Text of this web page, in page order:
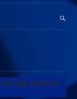
puheen